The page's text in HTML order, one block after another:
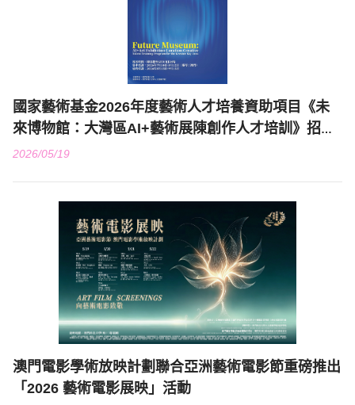
國家藝術基金2026年度藝術人才培養資助項目《未
來博物館：大灣區AI+藝術展陳創作人才培訓》招生
簡章
2026/05/19
澳門電影學術放映計劃聯合亞洲藝術電影節重磅推出
「2026 藝術電影展映」活動